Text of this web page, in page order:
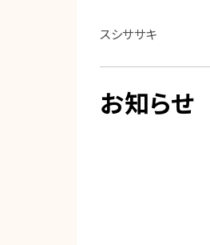
スシササキ
お知らせ